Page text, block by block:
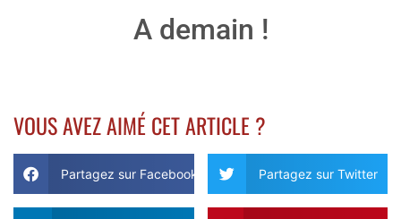
A demain !
VOUS AVEZ AIMÉ CET ARTICLE ?
Partagez sur Facebook Partagez sur Twitter